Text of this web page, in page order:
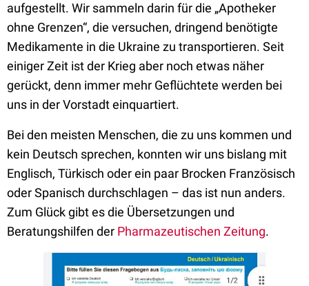
aufgestellt. Wir sammeln darin für die „Apotheker
ohne Grenzen“, die versuchen, dringend benötigte
Medikamente in die Ukraine zu transportieren. Seit
einiger Zeit ist der Krieg aber noch etwas näher
gerückt, denn immer mehr Geflüchtete werden bei
uns in der Vorstadt einquartiert.
Bei den meisten Menschen, die zu uns kommen und
kein Deutsch sprechen, konnten wir uns bislang mit
Englisch, Türkisch oder ein paar Brocken Französisch
oder Spanisch durchschlagen – das ist nun anders.
Zum Glück gibt es die Übersetzungen und
Beratungshilfen der Pharmazeutischen Zeitung.